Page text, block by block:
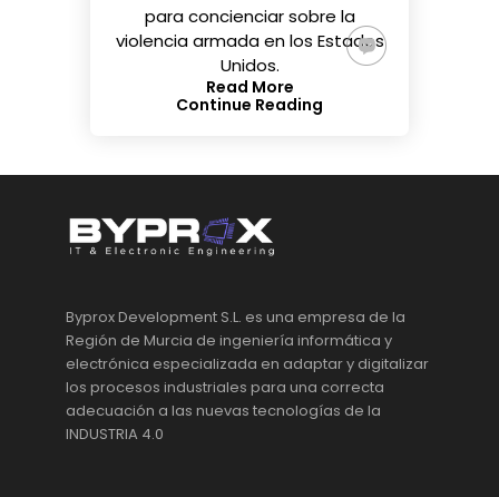
para concienciar sobre la
violencia armada en los Estados
Unidos.
Read More
Continue Reading
Byprox Development S.L. es una empresa de la
Región de Murcia de ingeniería informática y
electrónica especializada en adaptar y digitalizar
los procesos industriales para una correcta
adecuación a las nuevas tecnologías de la
INDUSTRIA 4.0